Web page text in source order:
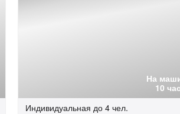
На
10
Индивидуальная до 4 чел.